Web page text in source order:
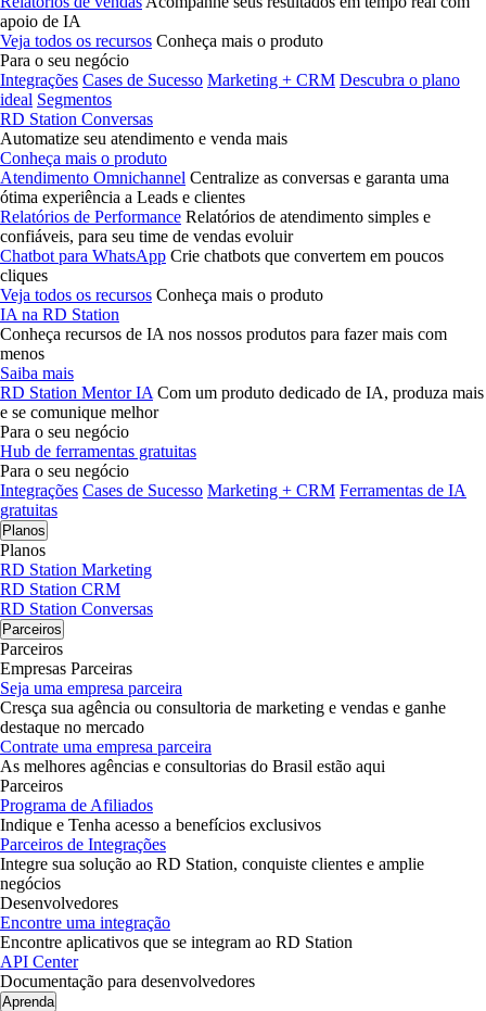
apoio de IA
Veja todos os recursos Conheça mais o produto
Para o seu negócio
Integrações Cases de Sucesso Marketing + CRM Descubra o plano
ideal Segmentos
RD Station Conversas
Automatize seu atendimento e venda mais
Conheça mais o produto
Atendimento Omnichannel Centralize as conversas e garanta uma
ótima experiência a Leads e clientes
Relatórios de Performance Relatórios de atendimento simples e
confiáveis, para seu time de vendas evoluir
Chatbot para WhatsApp Crie chatbots que convertem em poucos
cliques
Veja todos os recursos Conheça mais o produto
IA na RD Station
Conheça recursos de IA nos nossos produtos para fazer mais com
menos
Saiba mais
RD Station Mentor IA Com um produto dedicado de IA, produza mais
e se comunique melhor
Para o seu negócio
Hub de ferramentas gratuitas
Para o seu negócio
Integrações Cases de Sucesso Marketing + CRM Ferramentas de IA
gratuitas
Planos
Planos
RD Station Marketing
RD Station CRM
RD Station Conversas
Parceiros
Parceiros
Empresas Parceiras
Seja uma empresa parceira
Cresça sua agência ou consultoria de marketing e vendas e ganhe
destaque no mercado
Contrate uma empresa parceira
As melhores agências e consultorias do Brasil estão aqui
Parceiros
Programa de Afiliados
Indique e Tenha acesso a benefícios exclusivos
Parceiros de Integrações
Integre sua solução ao RD Station, conquiste clientes e amplie
negócios
Desenvolvedores
Encontre uma integração
Encontre aplicativos que se integram ao RD Station
API Center
Documentação para desenvolvedores
Aprenda